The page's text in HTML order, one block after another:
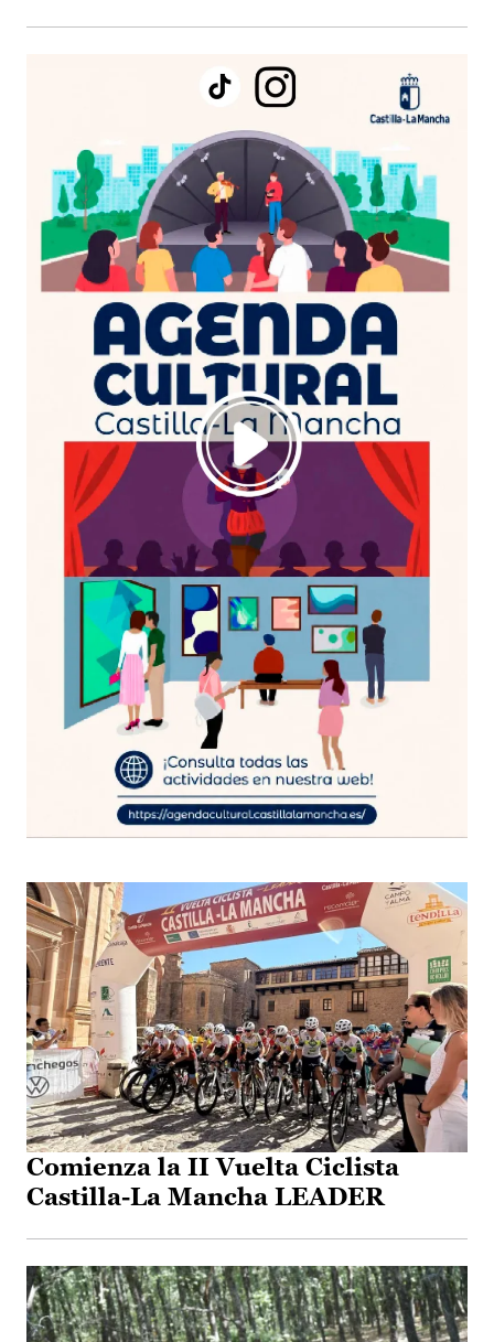
Comienza la II Vuelta Ciclista
Castilla-La Mancha LEADER